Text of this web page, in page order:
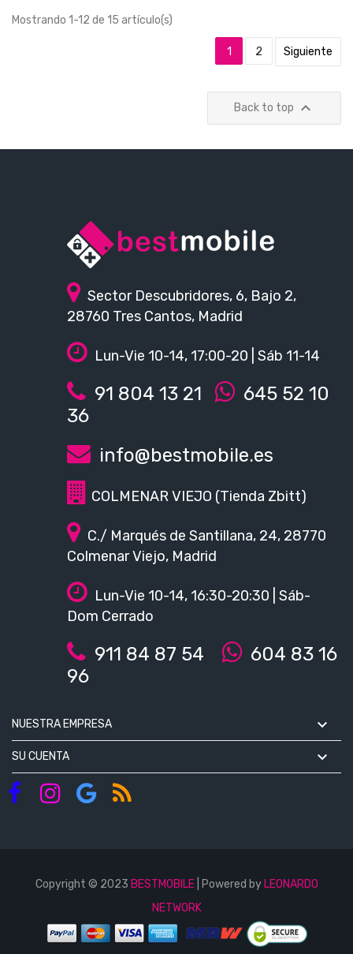
Mostrando 1-12 de 15 artículo(s)
1 2 Siguiente
Back to top 
Sector Descubridores, 6, Bajo 2,
28760 Tres Cantos, Madrid
Lun-Vie 10-14, 17:00-20 | Sáb 11-14
91 804 13 21
645 52 10
36
info@bestmobile.es
COLMENAR VIEJO (Tienda Zbitt)
C./ Marqués de Santillana, 24, 28770
Colmenar Viejo, Madrid
Lun-Vie 10-14, 16:30-20:30 | Sáb-
Dom Cerrado
911 84 87 54
604 83 16
96
NUESTRA EMPRESA 
SU CUENTA 
Copyright © 2023 BESTMOBILE| Powered by LEONARDO
NETWORK